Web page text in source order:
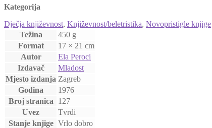
Kategorija
Dječja književnost, Književnost/beletristika, Novopristigle knjige
Težina
450 g
Format
17 × 21 cm
Autor
Ela Peroci
Izdavač
Mladost
Mjesto izdanja Zagreb
Godina
1976
Broj stranica
127
Uvez
Tvrdi
Stanje knjige Vrlo dobro